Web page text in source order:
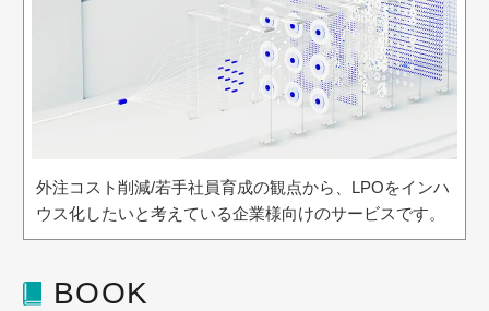
外注コスト削減/若手社員育成の観点から、LPOをインハ
ウス化したいと考えている企業様向けのサービスです。
BOOK